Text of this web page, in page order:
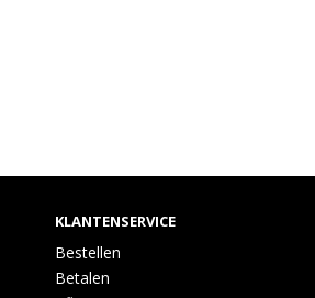
KLANTENSERVICE
Bestellen
Betalen